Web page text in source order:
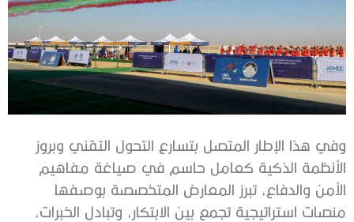
وفي هذا الإطار المتصل بتسارع التحول التقني وبروز
الأنظمة الذكية كعامل حاسم في صياغة مفاهيم
الأمن والدفاع، تبرز المعارض المتخصصة بوصفها
منصات استراتيجية تجمع بين الابتكار، وتبادل الخبرات،